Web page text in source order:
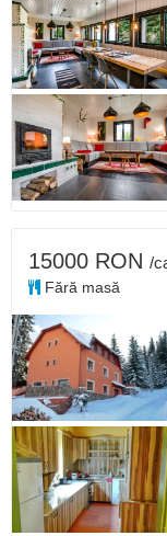
15000 RON /
Fără masă